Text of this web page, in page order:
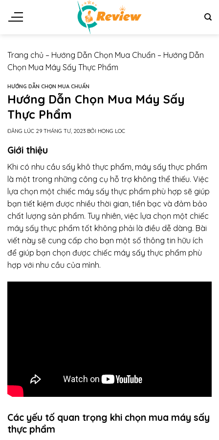
đến
Trang chủ – Hướng Dẫn Chọn Mua Chuẩn – Hướng Dẫn
Chọn Mua Máy Sấy Thực Phẩm
HƯỚNG DẪN CHỌN MUA CHUẨN
Hướng Dẫn Chọn Mua Máy Sấy
Thực Phẩm
ĐĂNG LÚC 29 THÁNG TƯ, 2023 BỞI HONG LOC
Giới thiệu
Khi có nhu cầu sấy khô thực phẩm, máy sấy thực phẩm
là một trong những công cụ hỗ trợ không thể thiếu. Việc
lựa chọn một chiếc máy sấy thực phẩm phù hợp sẽ giúp
bạn tiết kiệm được nhiều thời gian, tiền bạc và đảm bảo
chất lượng sản phẩm. Tuy nhiên, việc lựa chọn một chiếc
máy sấy thực phẩm tốt không phải là điều dễ dàng. Bài
viết này sẽ cung cấp cho bạn một số thông tin hữu ích
để giúp bạn chọn được chiếc máy sấy thực phẩm phù
hợp với nhu cầu của mình.
Các yếu tố quan trọng khi chọn mua máy sấy
thực phẩm